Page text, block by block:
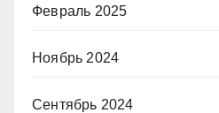
Февраль 2025
Ноябрь 2024
Сентябрь 2024